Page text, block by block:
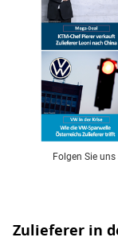
Folgen Sie
Zulieferer in